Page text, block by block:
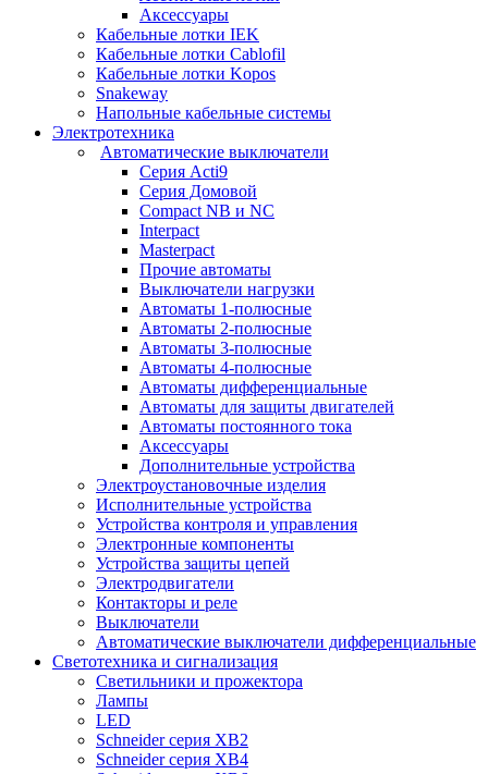
Аксессуары
Кабельные лотки IEK
Кабельные лотки Cablofil
Кабельные лотки Kopos
Snakeway
Напольные кабельные системы
Электротехника
Автоматические выключатели
Серия Acti9
Серия Домовой
Compact NB и NC
Interpact
Masterpact
Прочие автоматы
Выключатели нагрузки
Автоматы 1-полюсные
Автоматы 2-полюсные
Автоматы 3-полюсные
Автоматы 4-полюсные
Автоматы дифференциальные
Автоматы для защиты двигателей
Автоматы постоянного тока
Аксессуары
Дополнительные устройства
Электроустановочные изделия
Исполнительные устройства
Устройства контроля и управления
Электронные компоненты
Устройства защиты цепей
Электродвигатели
Контакторы и реле
Выключатели
Автоматические выключатели дифференциальные
Светотехника и сигнализация
Светильники и прожектора
Лампы
LED
Schneider серия XB2
Schneider серия XB4